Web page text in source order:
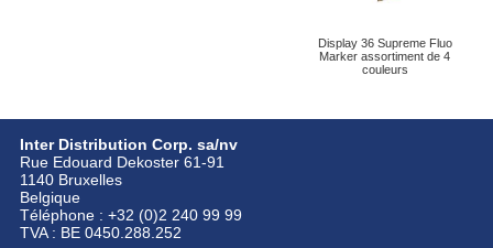
Display 36 Supreme Fluo
Marker assortiment de 4
couleurs
Inter Distribution Corp. sa/nv
Rue Edouard Dekoster 61-91
1140 Bruxelles
Belgique
Téléphone : +32 (0)2 240 99 99
TVA : BE 0450.288.252